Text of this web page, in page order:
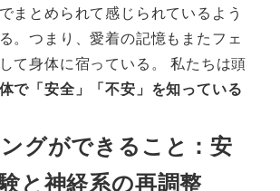
まとめられて感じられているよう
。つまり、愛着の記憶もまたフェ
て身体に宿っている。 私たちは頭
で「安全」「不安」を知っている
グができること：安
と神経系の再調整